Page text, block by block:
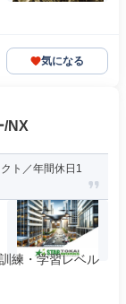
気になる
/NX
ト／年間休日1
練・学習レベル